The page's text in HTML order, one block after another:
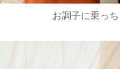
お調子に乗っ